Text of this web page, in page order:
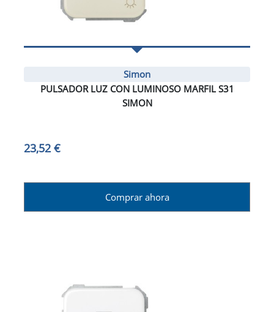
Simon
PULSADOR LUZ CON LUMINOSO MARFIL S31
SIMON
23,52 €
Comprar ahora